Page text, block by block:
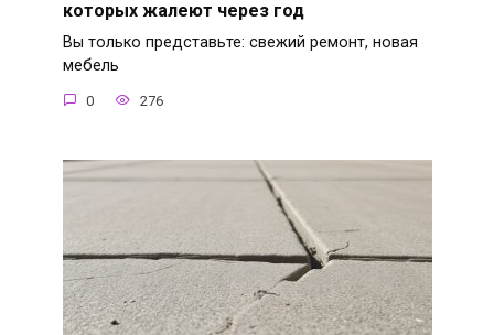
которых жалеют через год
Вы только представьте: свежий ремонт, новая
мебель
0 276